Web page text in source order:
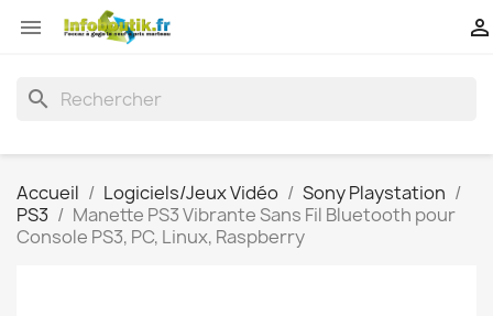
 
search
Accueil Logiciels/Jeux Vidéo
Sony Playstation
PS3
Manette PS3 Vibrante Sans Fil Bluetooth pour
Console PS3, PC, Linux, Raspberry